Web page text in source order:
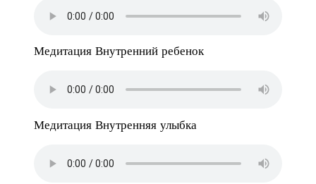
Медитация Внутренний ребенок
Медитация Внутренняя улыбка